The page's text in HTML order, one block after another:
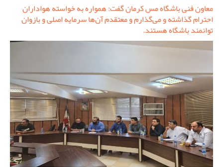
معاون فنی باشگاه مس کرمان گفت: همواره به خواسته هواداران
احترام گذاشته و می‌گذارم و معتقدم آن‌ها سرمایه اصلی و بازوان
توانمند باشگاه هستند.